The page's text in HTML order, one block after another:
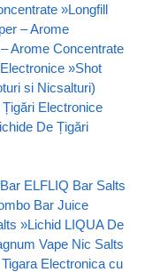
»Longfill
– Arome
Arome Concentrate
»Shot
si Nicsalturi)
Electronice
De Țigări
ELFLIQ Bar Salts
Bar Juice
»Lichid LIQUA De
Vape Nic Salts
Electronica cu